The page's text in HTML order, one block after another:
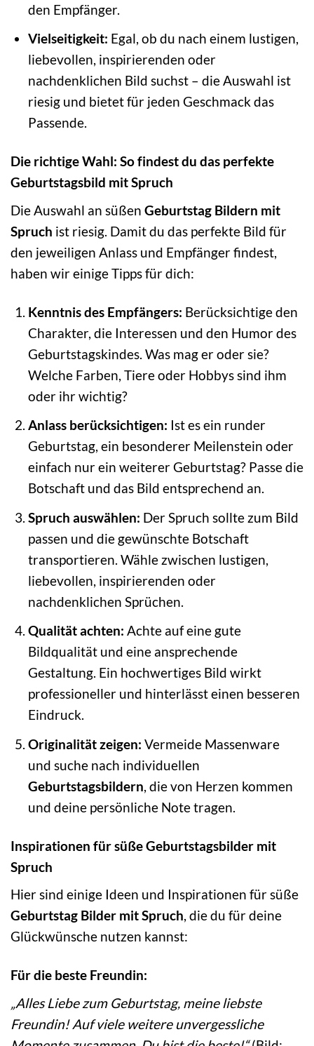
den Empfänger.
Vielseitigkeit: Egal, ob du nach einem lustigen,
liebevollen, inspirierenden oder
nachdenklichen Bild suchst – die Auswahl ist
riesig und bietet für jeden Geschmack das
Passende.
Die richtige Wahl: So findest du das perfekte
Geburtstagsbild mit Spruch
Die Auswahl an süßen Geburtstag Bildern mit
Spruch ist riesig. Damit du das perfekte Bild für
den jeweiligen Anlass und Empfänger findest,
haben wir einige Tipps für dich:
Kenntnis des Empfängers: Berücksichtige den
Charakter, die Interessen und den Humor des
Geburtstagskindes. Was mag er oder sie?
Welche Farben, Tiere oder Hobbys sind ihm
oder ihr wichtig?
Anlass berücksichtigen: Ist es ein runder
Geburtstag, ein besonderer Meilenstein oder
einfach nur ein weiterer Geburtstag? Passe die
Botschaft und das Bild entsprechend an.
Spruch auswählen: Der Spruch sollte zum Bild
passen und die gewünschte Botschaft
transportieren. Wähle zwischen lustigen,
liebevollen, inspirierenden oder
nachdenklichen Sprüchen.
Qualität achten: Achte auf eine gute
Bildqualität und eine ansprechende
Gestaltung. Ein hochwertiges Bild wirkt
professioneller und hinterlässt einen besseren
Eindruck.
Originalität zeigen: Vermeide Massenware
und suche nach individuellen
Geburtstagsbildern, die von Herzen kommen
und deine persönliche Note tragen.
Inspirationen für süße Geburtstagsbilder mit
Spruch
Hier sind einige Ideen und Inspirationen für süße
Geburtstag Bilder mit Spruch, die du für deine
Glückwünsche nutzen kannst:
Für die beste Freundin:
„Alles Liebe zum Geburtstag, meine liebste
Freundin! Auf viele weitere unvergessliche